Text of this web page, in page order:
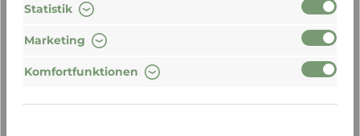
Statistik
Marketing
Komfortfunktionen